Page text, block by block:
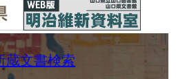
蔵文書検索